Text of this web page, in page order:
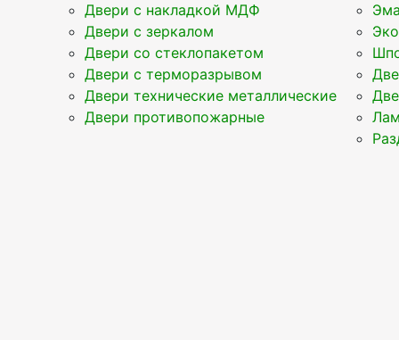
Двери с накладкой МДФ
Двери с зеркалом
Двери со стеклопакетом
Двери с терморазрывом
Двери технические металлические
Двери противопожарные